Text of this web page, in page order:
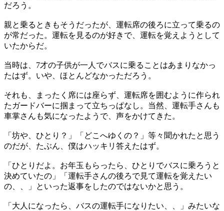
だろう。
親と乗るときもそうだったが、運転席の後ろに立って乗るの
が常だった。運転を見るのが好きで、運転を覚えようとして
いたからだ。
当時は、7才の子供が一人でバスに乗ることはあまりなかっ
たはず。いや、ほとんどなかっただろう。
それも、まったく席には座らず、運転席を囲むように作られ
たガードバーに掴まって立ちっぱなし。当然、運転手さんも
車掌さんも気になったようで、声をかけてきた。
「坊や、ひとり？」「どこへゆくの？」等々聞かれたと思う
のだが、たぶん、僕はハッキリ答えたはず。
「ひとりだよ。お年玉もらったら、ひとりでバスに乗ろうと
決めていたの」「運転手さんの後ろで見て運転を覚えたい
の、、」といった返事をしたのではないかと思う。
「大人になったら、バスの運転手になりたい、、」みたいな